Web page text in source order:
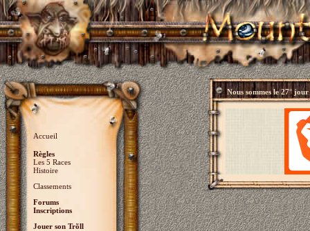
Accueil
Règles
Les 5 Races
Histoire
Classements
Forums
Inscriptions
Jouer son Trõll
Nous sommes le27° jour